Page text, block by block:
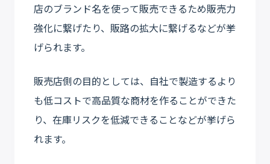
店のブランド名を使って販売できるため販売力
強化に繋げたり、販路の拡大に繋げるなどが挙
げられます。
販売店側の目的としては、自社で製造するより
も低コストで高品質な商材を作ることができた
り、在庫リスクを低減できることなどが挙げら
れます。